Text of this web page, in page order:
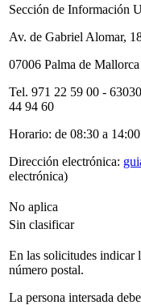
Sección de Información
Av. de Gabriel Alomar,
07006 Palma de Mallorca
Tel. 971 22 59 00 -
44 94 60
Horario: de 08:30 a
Dirección electrónica:
electrónica)
No aplica
Sin clasificar
En las solicitudes
número postal.
La persona intersada